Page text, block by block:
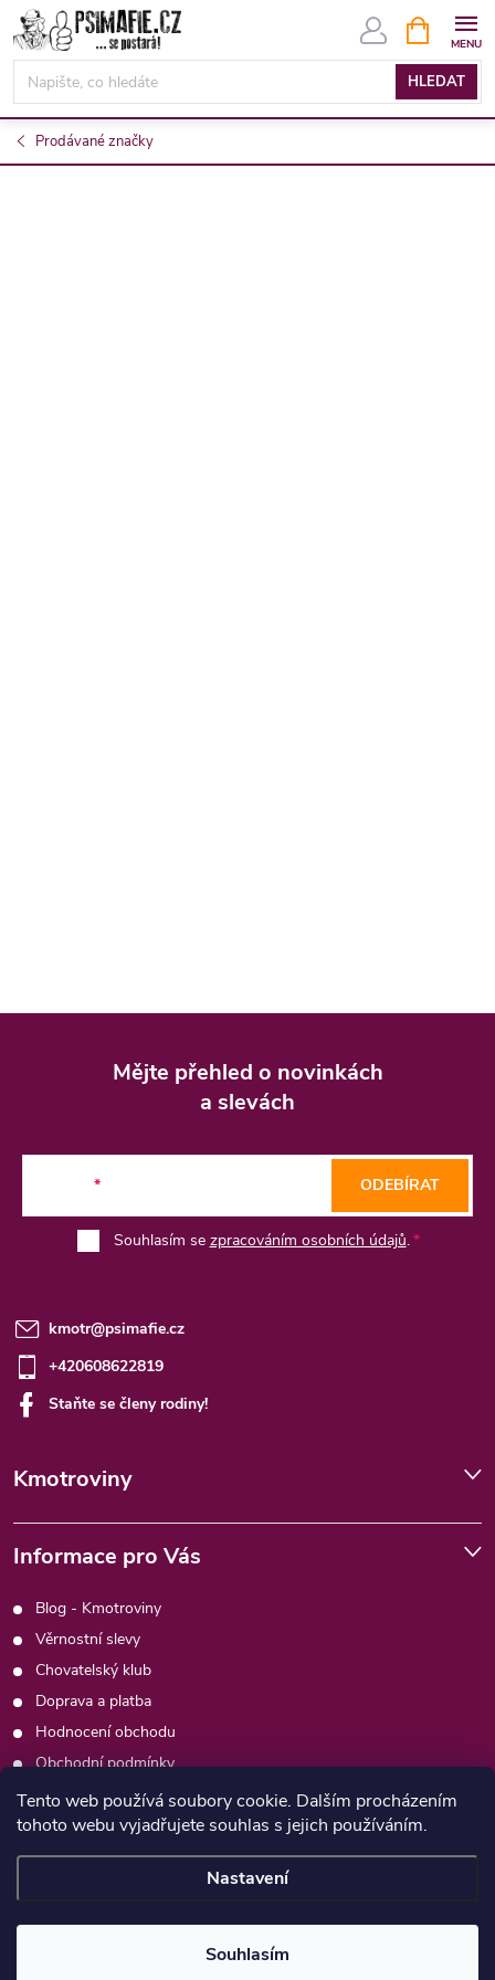
Tento web používá soubory cookie. Dalším procházením
tohoto webu vyjadřujete souhlas s jejich používáním.
Nastavení
Souhlasím
Přejít
na
obsah
HLEDAT
NÁKUPNÍ
KOŠÍK
Prodávané značky
Mějte přehled o novinkách
a slevách
Souhlasím se zpracováním osobních údajů.
ODEBÍRAT
kmotr@psimafie.cz
+420608622819
Staňte se členy rodiny!
Kmotroviny
Informace pro Vás
Blog - Kmotroviny
Věrnostní slevy
Chovatelský klub
Doprava a platba
Hodnocení obchodu
Obchodní podmínky
Podmínky ochrany osobních údajů
Kontakty
Moje objednávka
Copyright 2026Psimafie.cz. Všechna práva vyhrazena.